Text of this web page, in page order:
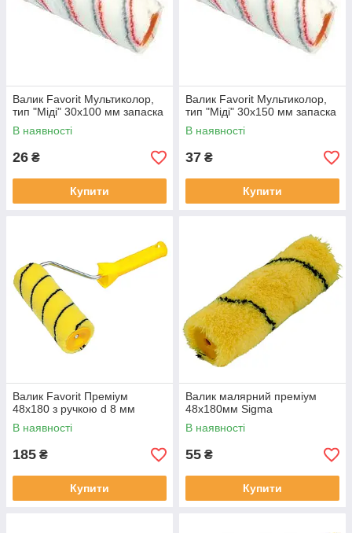
Валик Favorit Мультиколор,
тип "Міді" 30х100 мм запаска
В наявності
26 ₴
Купити
Валик Favorit Мультиколор,
тип "Міді" 30х150 мм запаска
В наявності
37 ₴
Купити
Валик Favorit Преміум
48x180 з ручкою d 8 мм
В наявності
185 ₴
Купити
Валик малярний преміум
48x180мм Sigma
В наявності
55 ₴
Купити